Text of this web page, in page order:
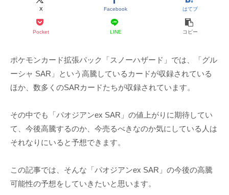
X Facebook はてブ
Pocket LINE コピー
ポケモンカード拡張パック「スノーハザード」では、「グル
ーシャ SAR」という高騰しているカードが収録されている
ほか、数多くのSARカードたちが収録されています。
その中でも「パオジアンex SAR」の値上がりに期待してい
て、今後高騰するのか、今売るべきなのか気にしている人は
それなりにいると予想できます。
この記事では、そんな「パオジアンex SAR」の今後の高騰
可能性の予想をしていきたいと思います。